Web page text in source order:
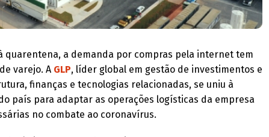
quarentena, a demanda por compras pela internet tem
varejo. A GLP, líder global em gestão de investimentos e
finanças e tecnologias relacionadas, se uniu à
país para adaptar as operações logísticas da empresa
no combate ao coronavírus.